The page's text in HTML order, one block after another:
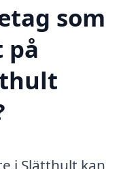
som
på
i Slätthult kan